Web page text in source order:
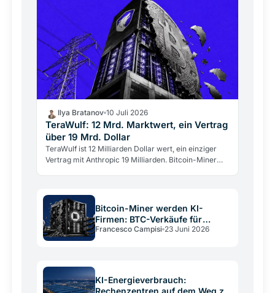
Ilya Bratanov 10 Juli 2026
TeraWulf: 12 Mrd. Marktwert, ein Vertrag
über 19 Mrd. Dollar
TeraWulf ist 12 Milliarden Dollar wert, ein einziger
Vertrag mit Anthropic 19 Milliarden. Bitcoin-Miner
Bitcoin-Miner werden KI-
Firmen: BTC-Verkäufe für
Rechenzentren
Francesco Campisi 23 Juni 2026
KI-Energieverbrauch:
Rechenzentren auf dem Weg zu